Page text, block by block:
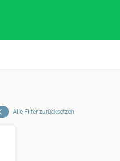
Alle Filter zurücksetzen